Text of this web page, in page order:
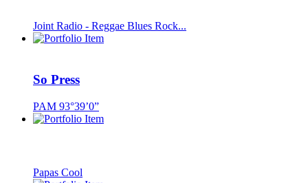
Joint Radio - Reggae Blues Rock...
So Press
PAM 93°39’0”
Papas Cool